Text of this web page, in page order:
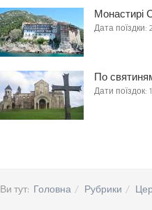
Монастирі
Дата поїздки:
По
Дати поїздок:
Ви тут: Головна Рубрики